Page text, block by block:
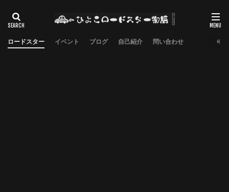
ロードスター イベント ブログ 自己紹介 問い合わせ